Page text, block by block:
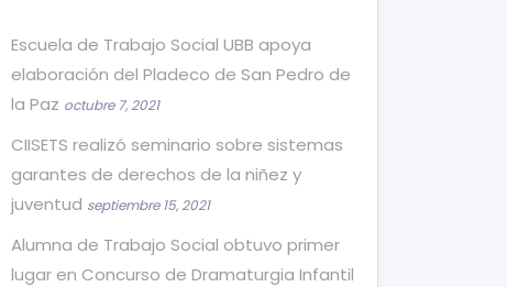
Escuela de Trabajo Social UBB apoya
elaboración del Pladeco de San Pedro de
la Paz octubre 7, 2021
CIISETS realizó seminario sobre sistemas
garantes de derechos de la niñez y
juventud septiembre 15, 2021
Alumna de Trabajo Social obtuvo primer
lugar en Concurso de Dramaturgia Infantil